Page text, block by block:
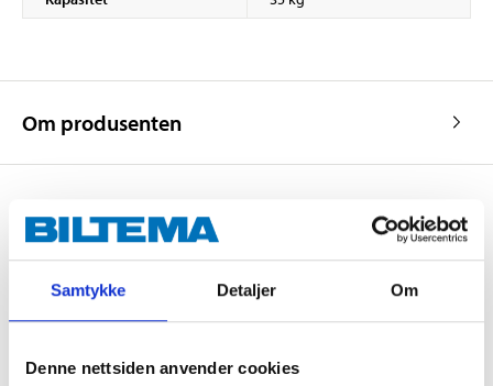
Samtykke Detaljer Om
Denne nettsiden anvender cookies
Om produsenten
Kjøp & Hent
Kjøp & Hent i ditt varehus.